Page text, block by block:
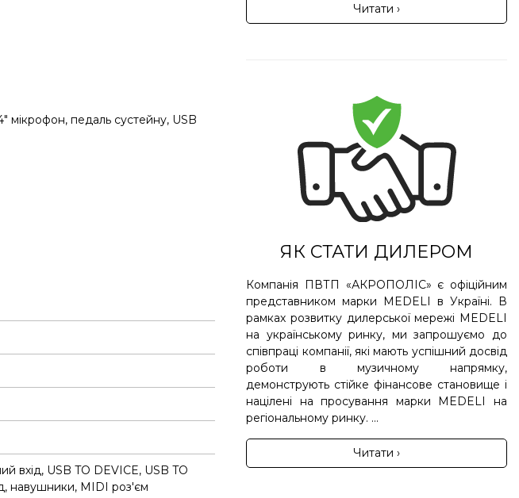
мікрофон, педаль сустейну, USB
вхід, USB TO DEVICE, USB TO
, навушники, MIDI роз'єм
Читати ›
ЯК СТАТИ ДИЛЕРОМ
Компанія ПВТП «АКРОПОЛІС» є офіційним
представником марки MEDELI в Україні. В
рамках розвитку дилерської мережі MEDELI
на українському ринку, ми запрошуємо до
співпраці компанії, які мають успішний досвід
роботи в музичному напрямку,
демонструють стійке фінансове становище і
націлені на просування марки MEDELI на
регіональному ринку. ...
Читати ›